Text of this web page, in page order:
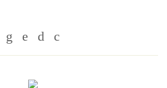
Whatsapp
TwitterFacebook